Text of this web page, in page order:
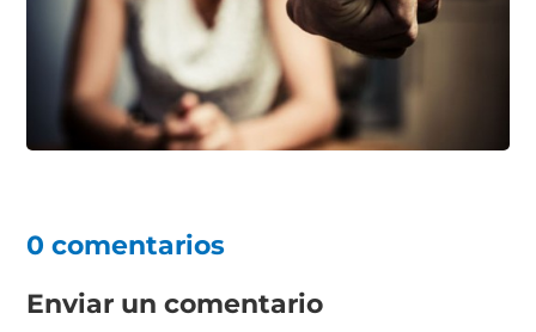
0 comentarios
Enviar un comentario